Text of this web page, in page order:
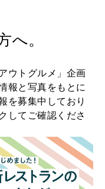
へ。
ウトグルメ」企画
報と写真をもとに
を募集中しており
してご確認くださ